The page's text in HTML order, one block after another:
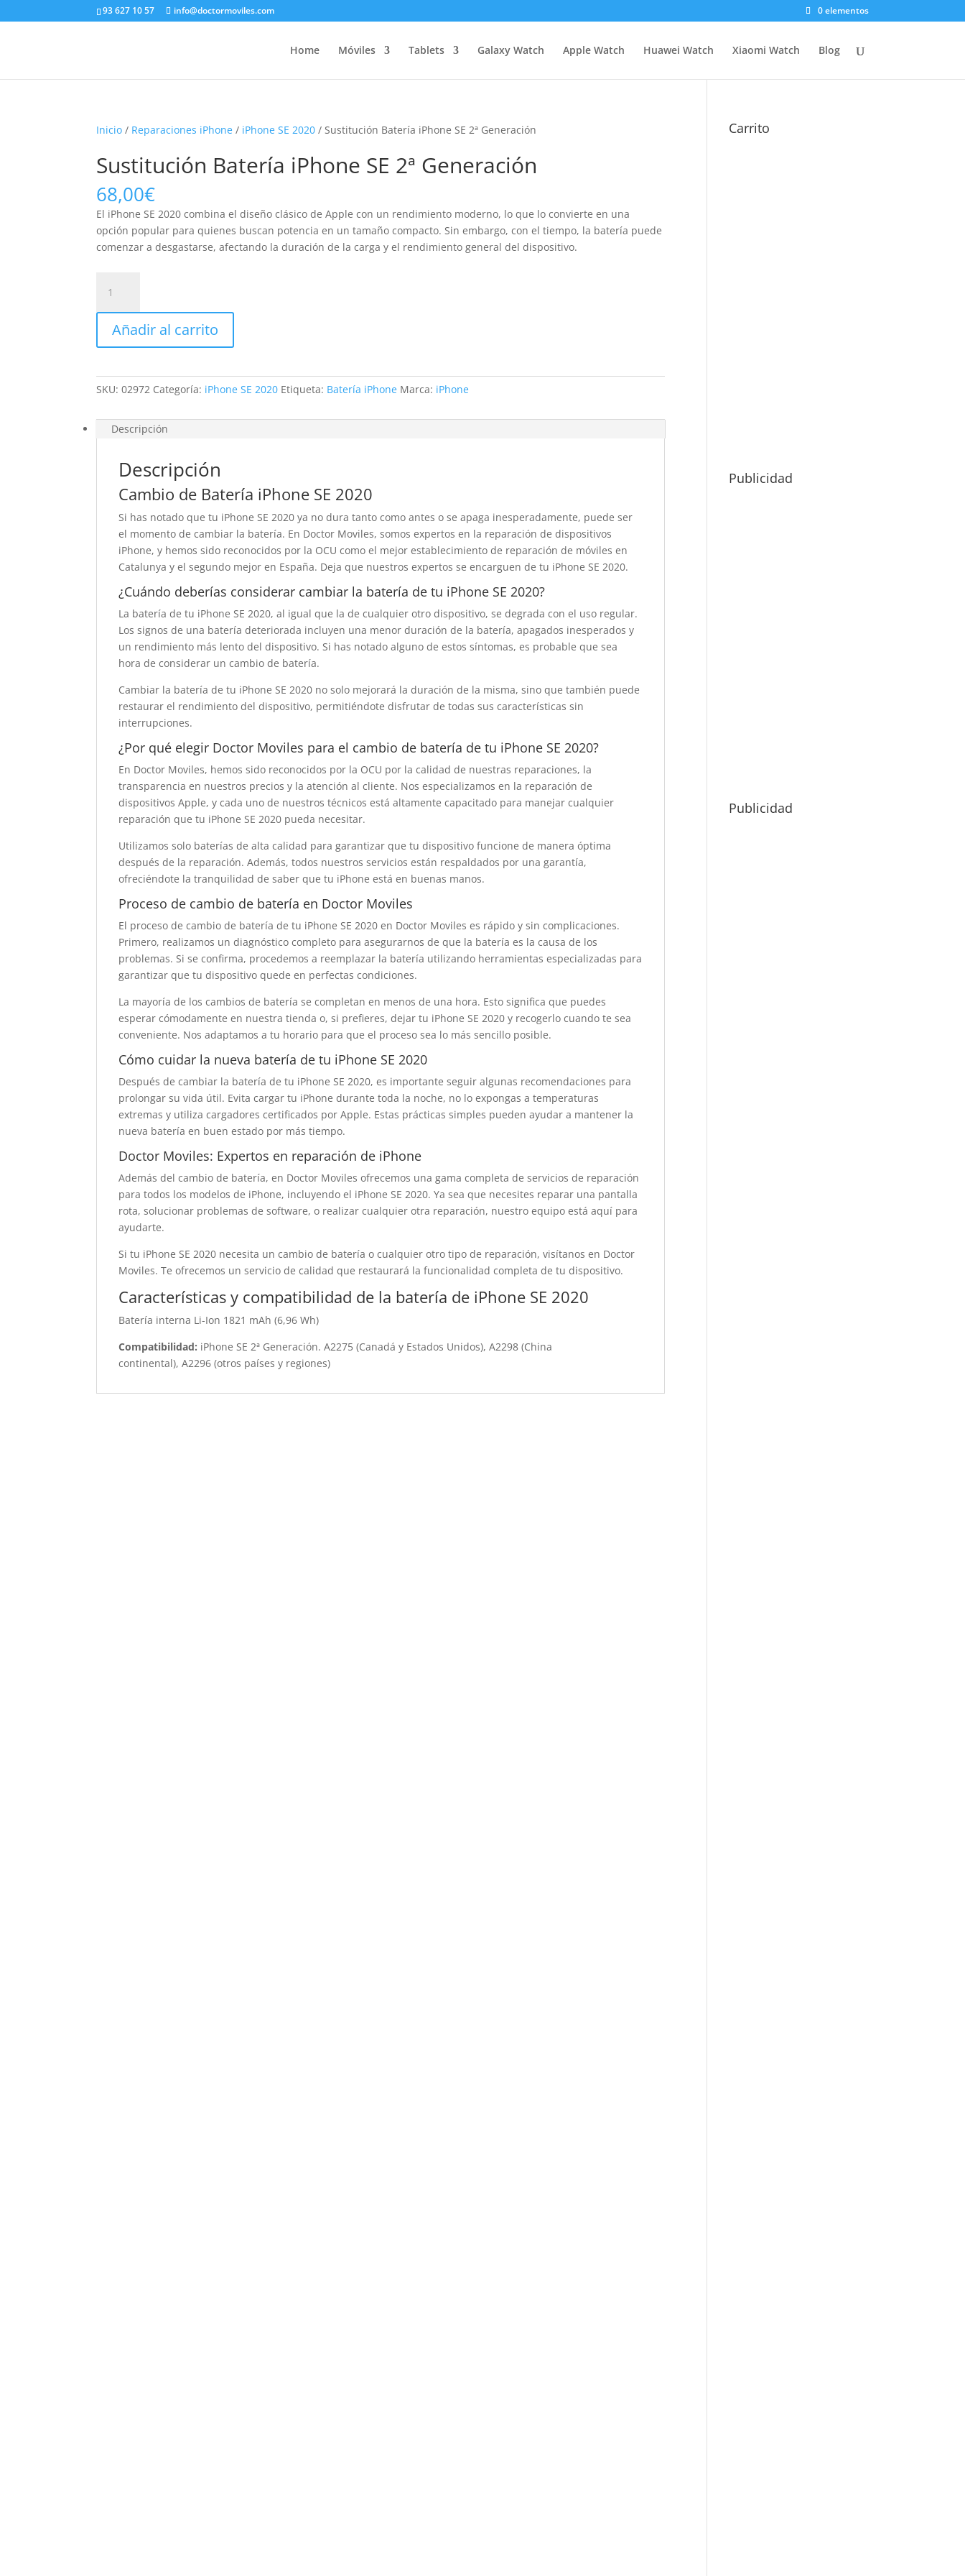
93 627 10 57 info@doctormoviles.com 0 elementos
Home Móviles Tablets Galaxy Watch Apple Watch Huawei Watch Xiaomi Watch Blog
Inicio / Reparaciones iPhone / iPhone SE 2020 / Sustitución Batería iPhone SE 2ª Generación
Sustitución Batería iPhone SE 2ª Generación
68,00€
El iPhone SE 2020 combina el diseño clásico de Apple con un rendimiento moderno, lo que lo convierte en una
opción popular para quienes buscan potencia en un tamaño compacto. Sin embargo, con el tiempo, la batería puede
comenzar a desgastarse, afectando la duración de la carga y el rendimiento general del dispositivo.
Batería
iPhone
2ª
cantidad
Añadir al carrito
SKU:02972 Categoría: iPhone SE 2020 Etiqueta: Batería iPhone Marca: iPhone
Descripción
Descripción
Cambio de Batería iPhone SE 2020
Si has notado que tu iPhone SE 2020 ya no dura tanto como antes o se apaga inesperadamente, puede ser
el momento de cambiar la batería. En Doctor Moviles, somos expertos en la reparación de dispositivos
iPhone, y hemos sido reconocidos por la OCU como el mejor establecimiento de reparación de móviles en
Catalunya y el segundo mejor en España. Deja que nuestros expertos se encarguen de tu iPhone SE 2020.
¿Cuándo deberías considerar cambiar la batería de tu iPhone SE 2020?
La batería de tu iPhone SE 2020, al igual que la de cualquier otro dispositivo, se degrada con el uso regular.
Los signos de una batería deteriorada incluyen una menor duración de la batería, apagados inesperados y
un rendimiento más lento del dispositivo. Si has notado alguno de estos síntomas, es probable que sea
hora de considerar un cambio de batería.
Cambiar la batería de tu iPhone SE 2020 no solo mejorará la duración de la misma, sino que también puede
restaurar el rendimiento del dispositivo, permitiéndote disfrutar de todas sus características sin
interrupciones.
¿Por qué elegir Doctor Moviles para el cambio de batería de tu iPhone SE 2020?
En Doctor Moviles, hemos sido reconocidos por la OCU por la calidad de nuestras reparaciones, la
transparencia en nuestros precios y la atención al cliente. Nos especializamos en la reparación de
dispositivos Apple, y cada uno de nuestros técnicos está altamente capacitado para manejar cualquier
reparación que tu iPhone SE 2020 pueda necesitar.
Utilizamos solo baterías de alta calidad para garantizar que tu dispositivo funcione de manera óptima
después de la reparación. Además, todos nuestros servicios están respaldados por una garantía,
ofreciéndote la tranquilidad de saber que tu iPhone está en buenas manos.
Proceso de cambio de batería en Doctor Moviles
El proceso de cambio de batería de tu iPhone SE 2020 en Doctor Moviles es rápido y sin complicaciones.
Primero, realizamos un diagnóstico completo para asegurarnos de que la batería es la causa de los
problemas. Si se confirma, procedemos a reemplazar la batería utilizando herramientas especializadas para
garantizar que tu dispositivo quede en perfectas condiciones.
La mayoría de los cambios de batería se completan en menos de una hora. Esto significa que puedes
esperar cómodamente en nuestra tienda o, si prefieres, dejar tu iPhone SE 2020 y recogerlo cuando te sea
conveniente. Nos adaptamos a tu horario para que el proceso sea lo más sencillo posible.
Cómo cuidar la nueva batería de tu iPhone SE 2020
Después de cambiar la batería de tu iPhone SE 2020, es importante seguir algunas recomendaciones para
prolongar su vida útil. Evita cargar tu iPhone durante toda la noche, no lo expongas a temperaturas
extremas y utiliza cargadores certificados por Apple. Estas prácticas simples pueden ayudar a mantener la
nueva batería en buen estado por más tiempo.
Doctor Moviles: Expertos en reparación de iPhone
Además del cambio de batería, en Doctor Moviles ofrecemos una gama completa de servicios de reparación
para todos los modelos de iPhone, incluyendo el iPhone SE 2020. Ya sea que necesites reparar una pantalla
rota, solucionar problemas de software, o realizar cualquier otra reparación, nuestro equipo está aquí para
ayudarte.
Si tu iPhone SE 2020 necesita un cambio de batería o cualquier otro tipo de reparación, visítanos en Doctor
Moviles. Te ofrecemos un servicio de calidad que restaurará la funcionalidad completa de tu dispositivo.
Características y compatibilidad de la batería de iPhone SE 2020
Batería interna Li-Ion 1821 mAh (6,96 Wh)
Compatibilidad: iPhone SE 2ª Generación. A2275 (Canadá y Estados Unidos), A2298 (China
continental), A2296 (otros países y regiones)
Carrito
Publicidad
Publicidad